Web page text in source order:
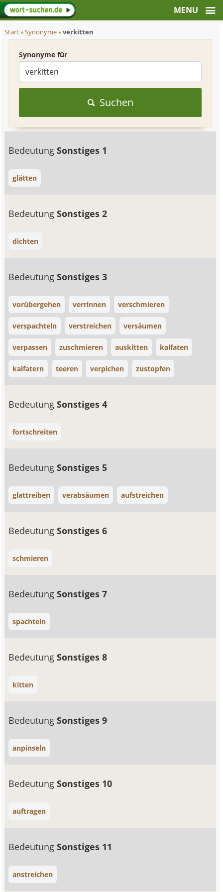
Start»Synonyme»verkitten
Synonyme für
Suchen
BedeutungSonstiges 1
glätten
BedeutungSonstiges 2
dichten
BedeutungSonstiges 3
vorübergehen verrinnen verschmieren
verspachteln verstreichen versäumen
verpassen zuschmieren auskitten kalfaten
kalfatern teeren verpichen zustopfen
BedeutungSonstiges 4
fortschreiten
BedeutungSonstiges 5
glattreiben verabsäumen aufstreichen
BedeutungSonstiges 6
schmieren
BedeutungSonstiges 7
spachteln
BedeutungSonstiges 8
kitten
BedeutungSonstiges 9
anpinseln
BedeutungSonstiges 10
auftragen
BedeutungSonstiges 11
anstreichen